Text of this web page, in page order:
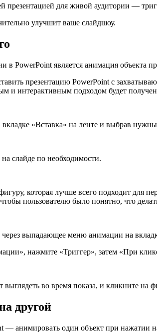
презентацией для живой аудитории —
улучшит ваше слайдшоу.
в PowerPoint является анимация объекта
презентацию PowerPoint с
и интерактивным подходом будет
«Вставка» на ленте и выбрав
слайде по необходимости.
которая лучше всего подходит для
пользователю было понятно, что
выпадающее меню анимации на
нажмите «Триггер», затем «При
выглядеть во время показа, и кликните
другой
— анимировать один объект при нажатии